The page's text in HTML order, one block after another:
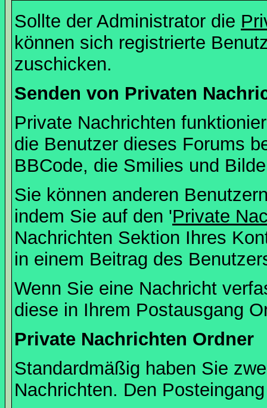
Sollte der Administrator die
können sich registrierte
zuschicken.
Senden von Privaten
Private Nachrichten
die Benutzer dieses Forums
BBCode, die Smilies und
Sie können anderen
indem Sie auf den 'Private
Nachrichten Sektion Ihres
in einem Beitrag des
Wenn Sie eine Nachricht
diese in Ihrem Postausgang
Private Nachrichten Ordner
Standardmäßig haben Sie
Nachrichten. Den